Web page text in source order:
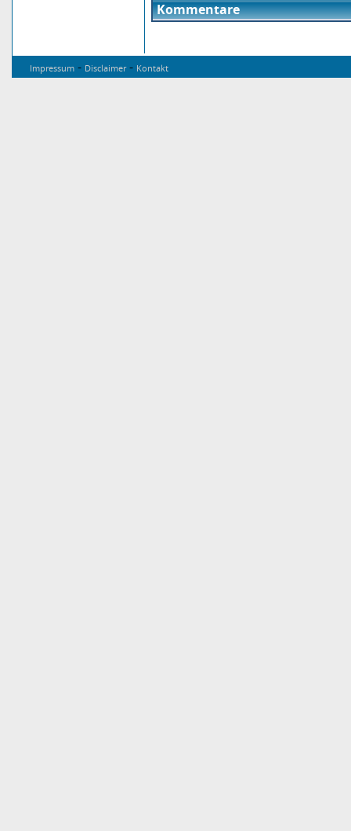
Kommentare
Impressum - Disclaimer- Kontakt